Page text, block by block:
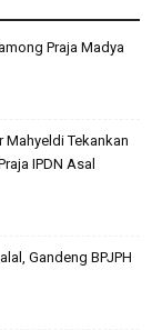
Praja Madya
Mahyeldi Tekankan
IPDN Asal
Gandeng BPJPH